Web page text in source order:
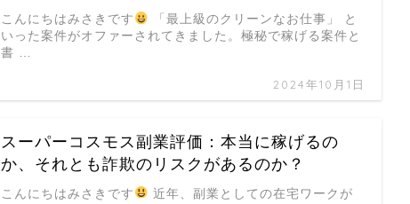
2024年10月1日
こんにちはみさきです
「最上級のクリーンなお仕事」 と
いった案件がオファーされてきました。極秘で稼げる案件と
書 …
スーパーコスモス副業評価：本当に稼げるの
か、それとも詐欺のリスクがあるのか？
こんにちはみさきです
近年、副業としての在宅ワークが